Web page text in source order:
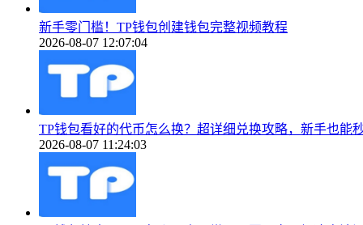
新手零门槛！TP钱包创建钱包完整视频教程
2026-08-07 12:07:04
TP钱包看好的代币怎么换？超详细兑换攻略，新手也能
2026-08-07 11:24:03